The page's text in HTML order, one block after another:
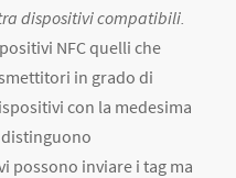
dispositivi compatibili.
NFC quelli che
in grado di
con la medesima
distinguono
possono inviare i tag ma